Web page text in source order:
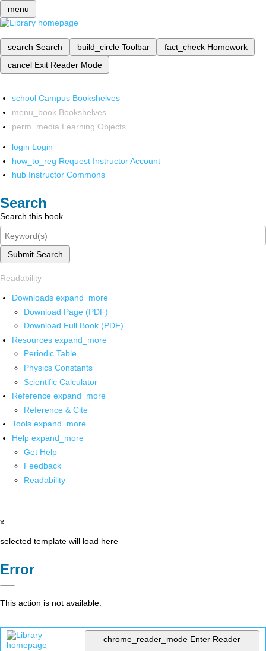
menu
search Search build_circle Toolbar fact_check Homework
cancel Exit Reader Mode
school Campus Bookshelves
menu_book Bookshelves
perm_media Learning Objects
login Login
how_to_reg Request Instructor Account
hub Instructor Commons
Search
Search this book
Submit Search
Readability
Downloads expand_more
Download Page (PDF)
Download Full Book (PDF)
Resources expand_more
Periodic Table
Physics Constants
Scientific Calculator
Reference expand_more
Reference & Cite
Tools expand_more
Help expand_more
Get Help
Feedback
Readability
x
selected template will load here
Error
This action is not available.
chrome_reader_mode Enter Reader